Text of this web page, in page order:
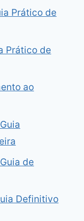
Prático de
Prático de
ao
de
Definitivo